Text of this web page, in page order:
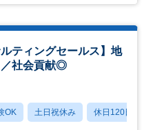
ティングセールス】地
／社会貢献◎
OK 土日祝休み 休日120日以上